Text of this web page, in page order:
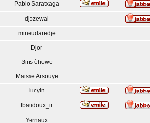
Pablo Saratxaga
djozewal
mineudaredje
Djor
Sins èhowe
Maisse Arsouye
lucyin
fbaudoux_ir
Yernaux